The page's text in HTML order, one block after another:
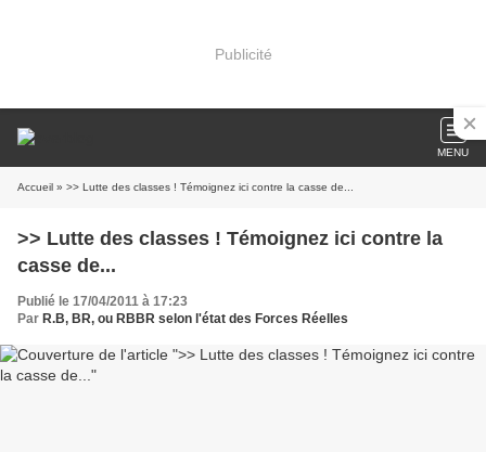
Publicité
MENU
Accueil » >> Lutte des classes ! Témoignez ici contre la casse de...
>> Lutte des classes ! Témoignez ici contre la
casse de...
Publié le 17/04/2011 à 17:23
Par R.B, BR, ou RBBR selon l'état des Forces Réelles